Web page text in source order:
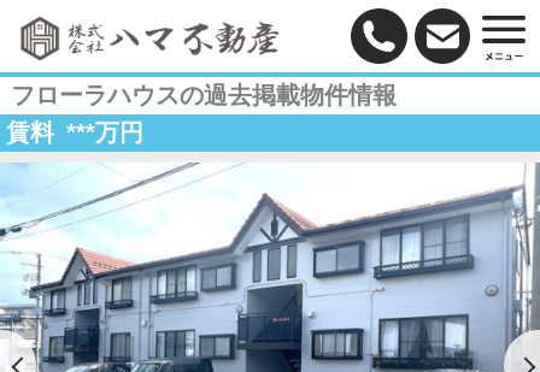
フローラハウスの過去掲載物件情報
賃料 ***万円